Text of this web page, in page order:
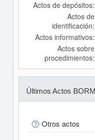
Actos de depósitos:
Actos de
identificación:
Actos informativos:
Actos sobre
procedimientos:
Últimos Actos
Otros actos